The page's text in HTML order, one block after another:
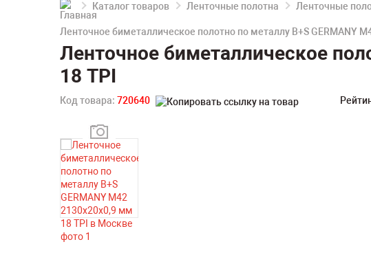
Каталог товаров Ленточные полотна Ленточные
Ленточное биметаллическое полотно по металлу B+S GERMANY
Ленточное биметаллическое
18 TPI
Код товара: 720640